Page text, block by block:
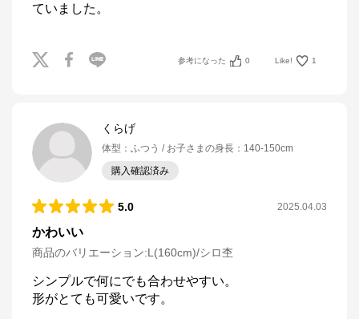
ていました。
参考になった 0 Like! 1
くらげ
体型 ： ふつう お子さまの身長 ： 140-150cm
購入確認済み
5.0 2025.04.03
かわいい
商品のバリエーション:L(160cm)/シロ杢
シンプルで何にでも合わせやすい。
形がとても可愛いです。